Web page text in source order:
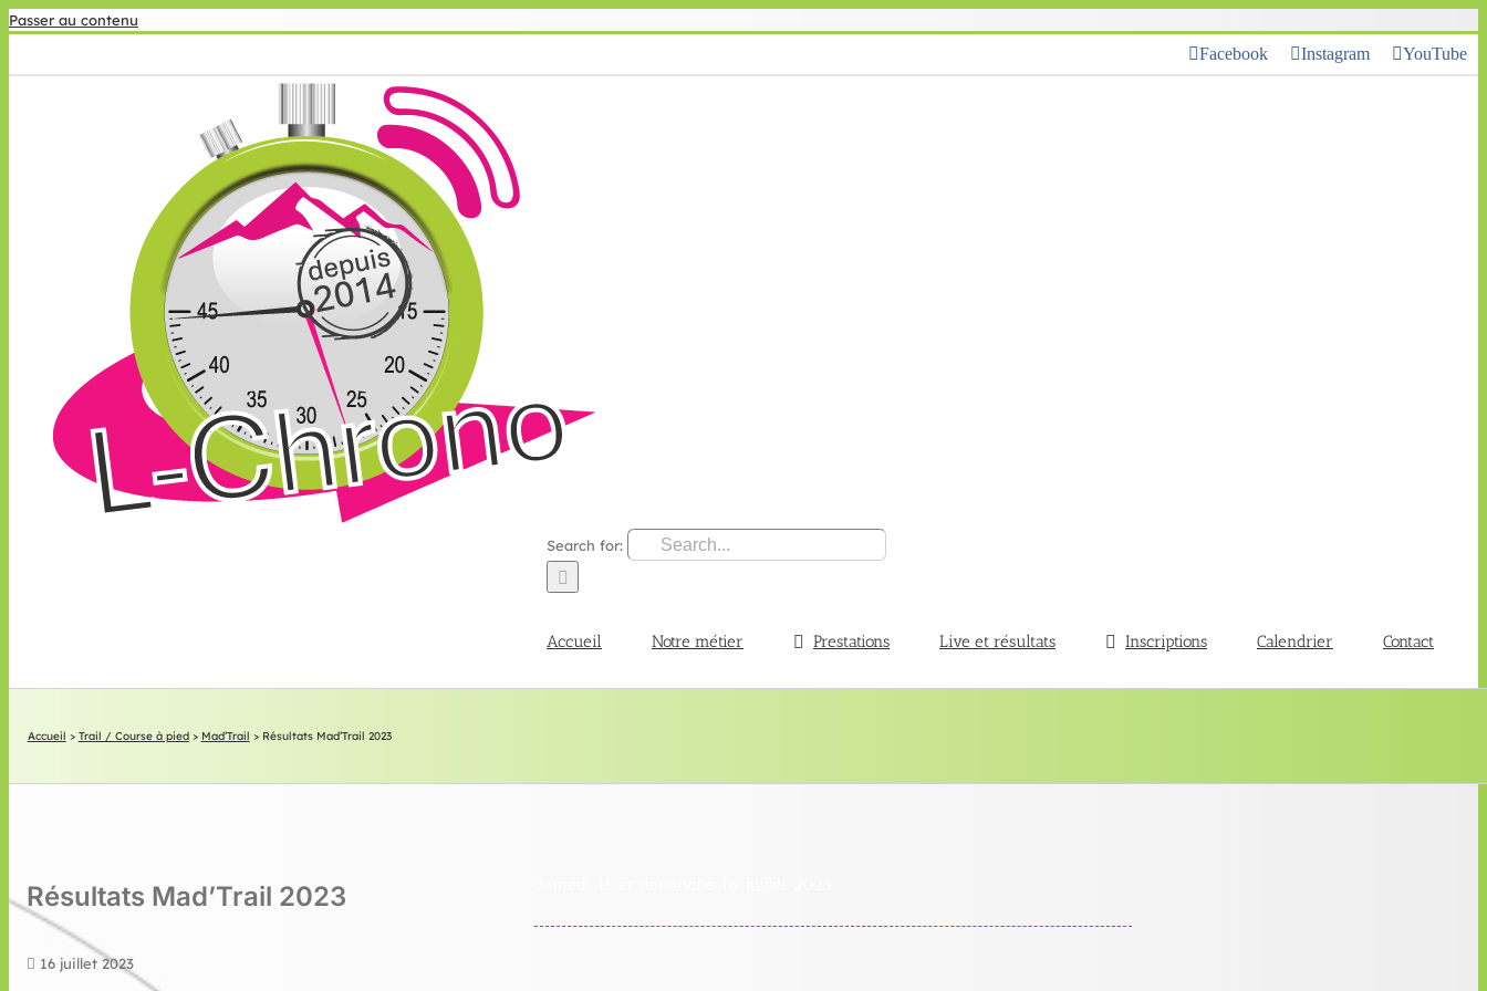
Passer au contenu
Facebook Instagram YouTube
Search for:
Accueil Notre métier Prestations Live et résultats Inscriptions Calendrier Contact
Accueil > Trail / Course à pied> Mad’Trail > Résultats Mad’Trail 2023
Résultats Mad’Trail 2023
16 juillet 2023